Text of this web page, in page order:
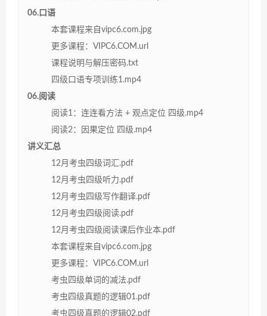
06.口语
本套课程来自vipc6.com.jpg
更多课程：VIPC6.COM.url
课程说明与解压密码.txt
四级口语专项训练1.mp4
06.阅读
阅读1：连连看方法 + 观点定位 四级.mp4
阅读2：因果定位 四级.mp4
讲义汇总
12月考虫四级词汇.pdf
12月考虫四级听力.pdf
12月考虫四级写作翻译.pdf
12月考虫四级阅读.pdf
12月考虫四级阅读课后作业本.pdf
本套课程来自vipc6.com.jpg
更多课程：VIPC6.COM.url
考虫四级单词的减法.pdf
考虫四级真题的逻辑01.pdf
考虫四级真题的逻辑02.pdf